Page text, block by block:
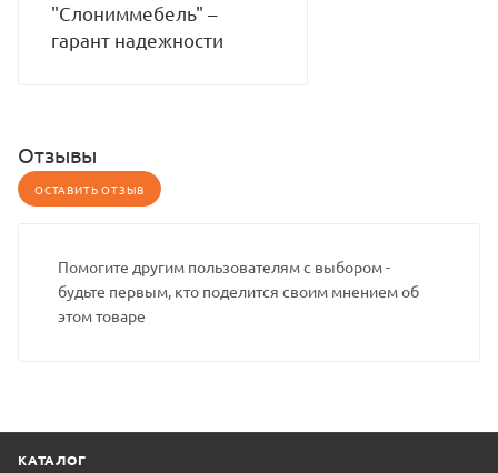
"Слониммебель" –
гарант надежности
Отзывы
ОСТАВИТЬ ОТЗЫВ
Помогите другим пользователям с выбором -
будьте первым, кто поделится своим мнением об
этом товаре
КАТАЛОГ